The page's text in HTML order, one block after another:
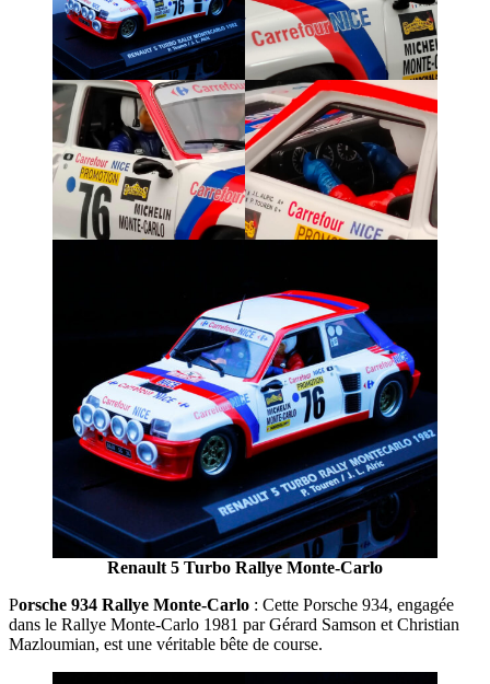
Renault 5 Turbo Rallye Monte-Carlo
Porsche 934 Rallye Monte-Carlo : Cette Porsche 934, engagée
dans le Rallye Monte-Carlo 1981 par Gérard Samson et Christian
Mazloumian, est une véritable bête de course.